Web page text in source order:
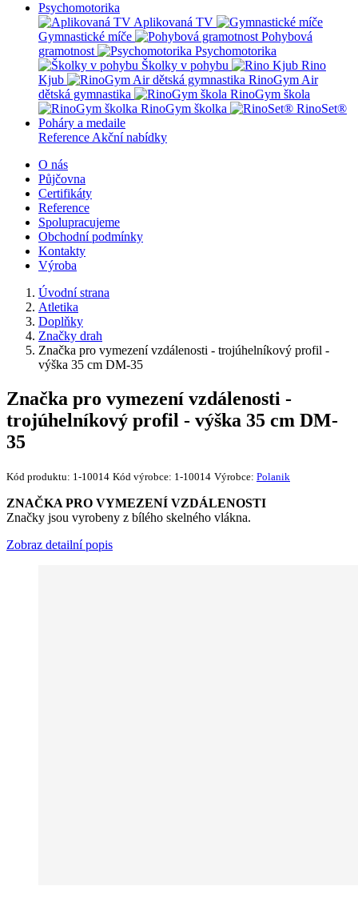
Psychomotorika
Aplikovaná TV
Gymnastické míče
Pohybová
gramotnost
Psychomotorika
Školky v pohybu
Rino
Kjub
RinoGym Air
dětská gymnastika
RinoGym škola
RinoGym školka
RinoSet®
Poháry a medaile
Reference Akční nabídky
O nás
Půjčovna
Certifikáty
Reference
Spolupracujeme
Obchodní podmínky
Kontakty
Výroba
Úvodní strana
Atletika
Doplňky
Značky drah
Značka pro vymezení vzdálenosti - trojúhelníkový profil -
výška 35 cm DM-35
Značka pro vymezení vzdálenosti -
trojúhelníkový profil - výška 35 cm DM-
35
Kód produktu: 1-10014 Kód výrobce: 1-10014 Výrobce: Polanik
ZNAČKA PRO VYMEZENÍ VZDÁLENOSTI
Značky jsou vyrobeny z bílého skelného vlákna.
Zobraz detailní popis